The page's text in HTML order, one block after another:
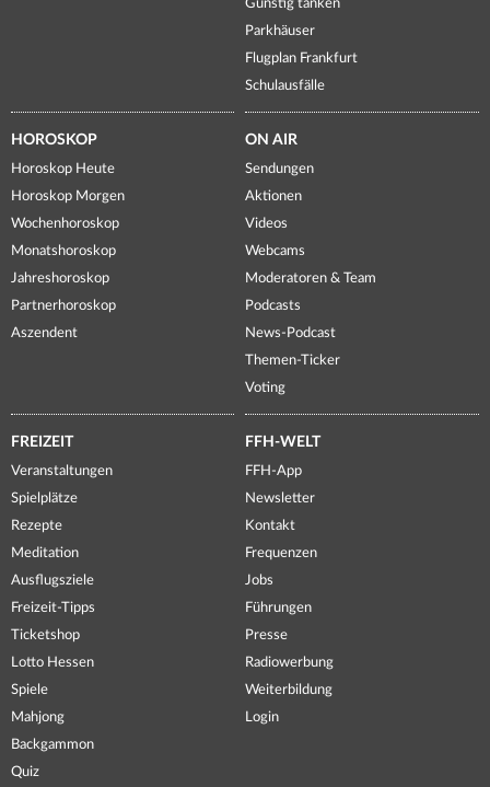
Günstig tanken
Parkhäuser
Flugplan Frankfurt
Schulausfälle
HOROSKOP
Horoskop Heute
Horoskop Morgen
Wochenhoroskop
Monatshoroskop
Jahreshoroskop
Partnerhoroskop
Aszendent
ON AIR
Sendungen
Aktionen
Videos
Webcams
Moderatoren & Team
Podcasts
News-Podcast
Themen-Ticker
Voting
FREIZEIT
Veranstaltungen
Spielplätze
Rezepte
Meditation
Ausflugsziele
Freizeit-Tipps
Ticketshop
Lotto Hessen
Spiele
Mahjong
Backgammon
Quiz
FFH-WELT
FFH-App
Newsletter
Kontakt
Frequenzen
Jobs
Führungen
Presse
Radiowerbung
Weiterbildung
Login